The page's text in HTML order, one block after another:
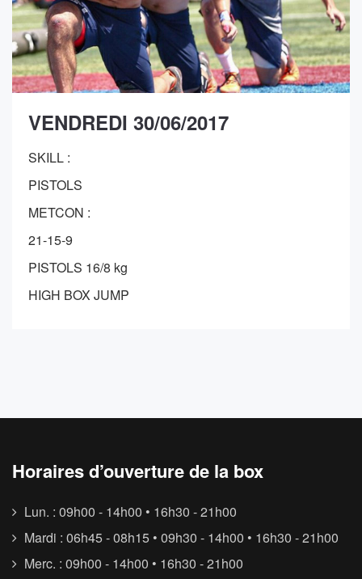
VENDREDI 30/06/2017
SKILL :
PISTOLS
METCON :
21-15-9
PISTOLS 16/8 kg
HIGH BOX JUMP
Horaires d’ouverture de la box
Lun. : 09h00 - 14h00 • 16h30 - 21h00
Mardi : 06h45 - 08h15 • 09h30 - 14h00 • 16h30 - 21h00
Merc. : 09h00 - 14h00 • 16h30 - 21h00